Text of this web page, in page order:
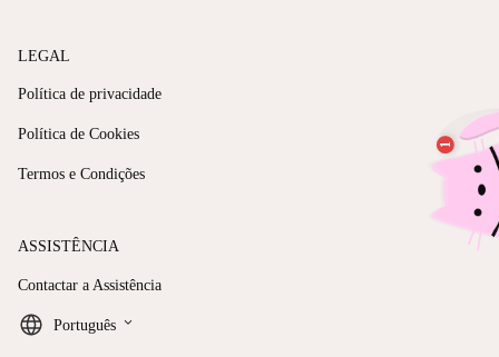
LEGAL
Política de privacidade
Política de Cookies
Termos e Condições
ASSISTÊNCIA
Contactar a Assistência
Português keyboard_arrow_down